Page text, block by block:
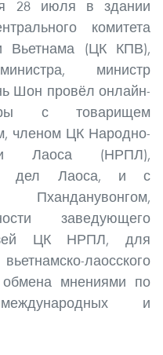
28 июля в здании
комитета
Вьетнама (ЦК КПВ),
министр
Шон провёл онлайн-
с товарищем
членом ЦК Народно-
Лаоса (НРПЛ),
дел Лаоса, и с
заведующего
ЦК НРПЛ, для
лаосского
обмена мнениями по
и